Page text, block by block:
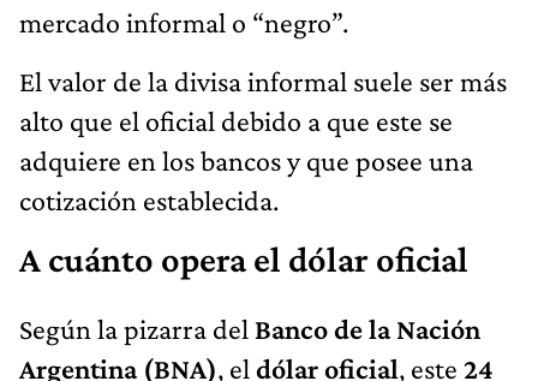
mercado informal o “negro”.
El valor de la divisa informal suele ser más
alto que el oficial debido a que este se
adquiere en los bancos y que posee una
cotización establecida.
A cuánto opera el dólar oficial
Según la pizarra del Banco de la Nación
Argentina (BNA), el dólar oficial, este 24